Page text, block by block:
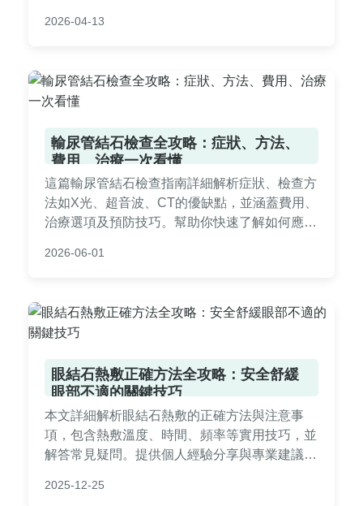
了解治療過程，做出明智決策。適合正在尋求腎
2026-04-13
輸尿管結石檢查全攻略：症狀、方法、
費用、治療一次看懂
這篇輸尿管結石檢查指南詳細解析症狀、檢查方
法如X光、超音波、CT的優缺點，並涵蓋費用、
治療選項及預防技巧。幫助你快速了解如何應對
問答。
2026-06-01
眼結石熱敷正確方法全攻略：安全舒緩
眼部不適的關鍵技巧
本文詳細解析眼結石熱敷的正確方法與注意事
項，包含熱敷溫度、時間、頻率等實用技巧，並
解答常見疑問。提供個人經驗分享與專業建議，
反效果。
2025-12-25